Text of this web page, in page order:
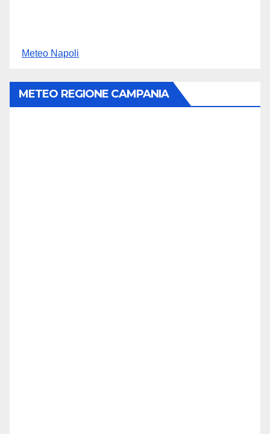
Meteo Napoli
METEO REGIONE CAMPANIA